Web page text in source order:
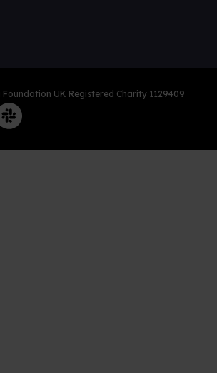
UK Registered Charity 1129409